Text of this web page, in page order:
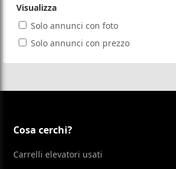
Visualizza
Solo annunci con foto
Solo annunci con prezzo
Cosa cerchi?
Carrelli elevatori usati